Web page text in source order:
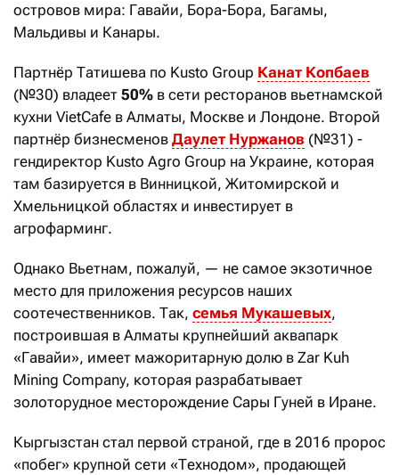
островов мира: Гавайи, Бора-Бора, Багамы,
Мальдивы и Канары.
Партнёр Татишева по Kusto Group Канат Копбаев
(№30) владеет 50% в сети ресторанов вьетнамской
кухни VietCafe в Алматы, Москве и Лондоне. Второй
партнёр бизнесменов Даулет Нуржанов (№31) -
гендиректор Kusto Agro Group на Украине, которая
там базируется в Винницкой, Житомирской и
Хмельницкой областях и инвестирует в
агрофарминг.
Однако Вьетнам, пожалуй, — не самое экзотичное
место для приложения ресурсов наших
соотечественников. Так, семья Мукашевых,
построившая в Алматы крупнейший аквапарк
«Гавайи», имеет мажоритарную долю в Zar Kuh
Mining Company, которая разрабатывает
золоторудное месторождение Сары Гуней в Иране.
Кыргызстан стал первой страной, где в 2016 пророс
«побег» крупной сети «Технодом», продающей